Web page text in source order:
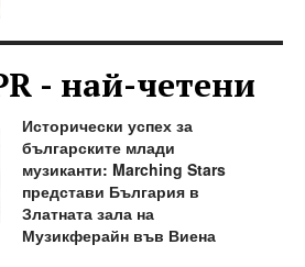
- най-четени
Исторически успех за
българските млади
музиканти: Marching Stars
представи България в
Златната зала на
Музикферайн във Виена